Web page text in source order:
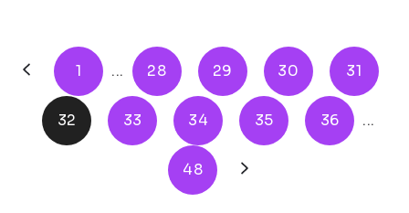
1 ... 28 29 30 31
32 33 34 35 36 ...
48